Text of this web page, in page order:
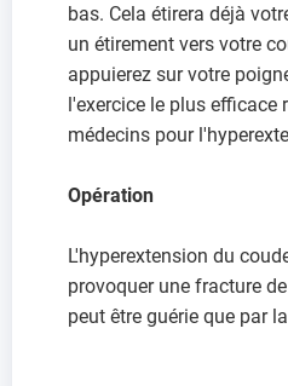
bas. Cela étirera déjà
un étirement vers votre
appuierez sur votre
l'exercice le plus efficace
médecins pour
Opération
L'hyperextension du
provoquer une fracture
peut être guérie que par